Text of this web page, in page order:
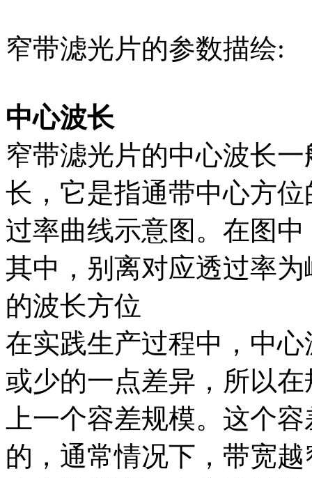
窄带滤光片的参数描绘:
中心波长
窄带滤光片的中心波长
长，它是指通带中心方
过率曲线示意图。在图
其中，别离对应透过率
的波长方位
在实践生产过程中，中
或少的一点差异，所以
上一个容差规模。这个
的，通常情况下，带宽